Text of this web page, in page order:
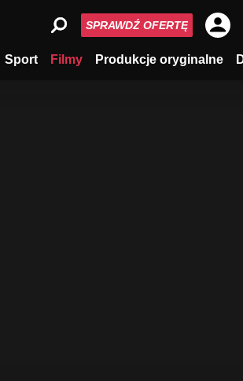
Sport Filmy Produkcje oryginalne
SPRAWDŹ OFERTĘ